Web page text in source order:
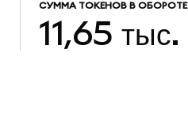
СУММА ТОКЕНОВ В ОБОРОТЕ
11,65 тыс.